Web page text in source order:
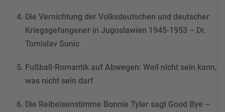
Consent Management
&
Die Vernichtung der Volksdeutschen und deutscher
Kriegsgefangener in Jugoslawien 1945-1953 – Dr.
Tomislav Sunic
Fußball-Romantik auf Abwegen: Weil nicht sein kann,
was nicht sein darf
Die Reibeisenstimme Bonnie Tyler sagt Good Bye –